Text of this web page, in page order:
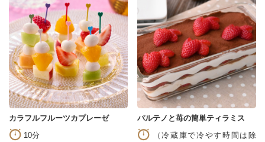
カラフルフルーツカプレーゼ
10分
パルテノと苺の簡単ティラミス
（冷蔵庫で冷やす時間は除